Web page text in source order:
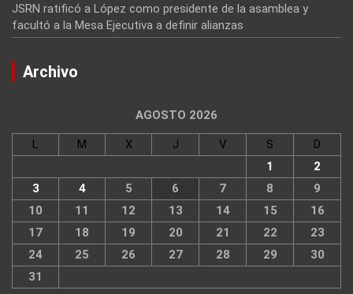
JSRN ratificó a López como presidente de la asamblea y
facultó a la Mesa Ejecutiva a definir alianzas
Archivo
AGOSTO 2026
L M X J V S
D
1
2
3
4 5 6 7 8
9
10
11 12 13 14 15
16
17
18 19 20 21 22
23
24
25 26 27 28 29
30
31